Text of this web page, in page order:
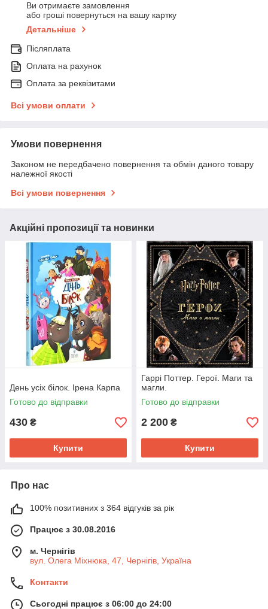
Ви отримаєте замовлення
або гроші повернуться на вашу картку
Детальніше
Післяплата
Оплата на рахунок
Оплата за реквізитами
Всі умови оплати
Умови повернення
Законом не передбачено повернення та обмін даного товару
належної якості
Всі умови повернення
Акційні пропозиції та новинки
День усіх білок. Ірена Карпа
Готово до відправки
430 ₴
Купити
Гаррі Поттер. Герої. Маги та
магли.
Готово до відправки
2 200 ₴
Купити
Про нас
100% позитивних з 364 відгуків за рік
Працює з 30.08.2016
м. Чернігів
вул. Олега Міхнюка, 47, Чернігів, Україна
Контакти
Сьогодні працює з 06:00 до 24:00